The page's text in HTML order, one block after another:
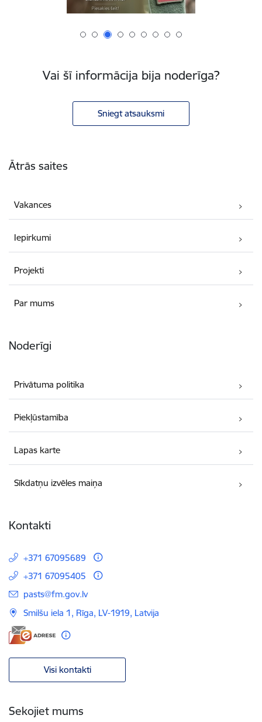
Vai šī informācija bija noderīga?
Sniegt atsauksmi
Ātrās saites
Vakances
Iepirkumi
Projekti
Par mums
Noderīgi
Privātuma politika
Piekļūstamība
Lapas karte
Sīkdatņu izvēles maiņa
Kontakti
+371 67095689
+371 67095405
E-pasts:
pasts@fm.gov.lv
Smilšu iela 1, Rīga, LV-1919, Latvija
Visi kontakti
Sekojiet mums